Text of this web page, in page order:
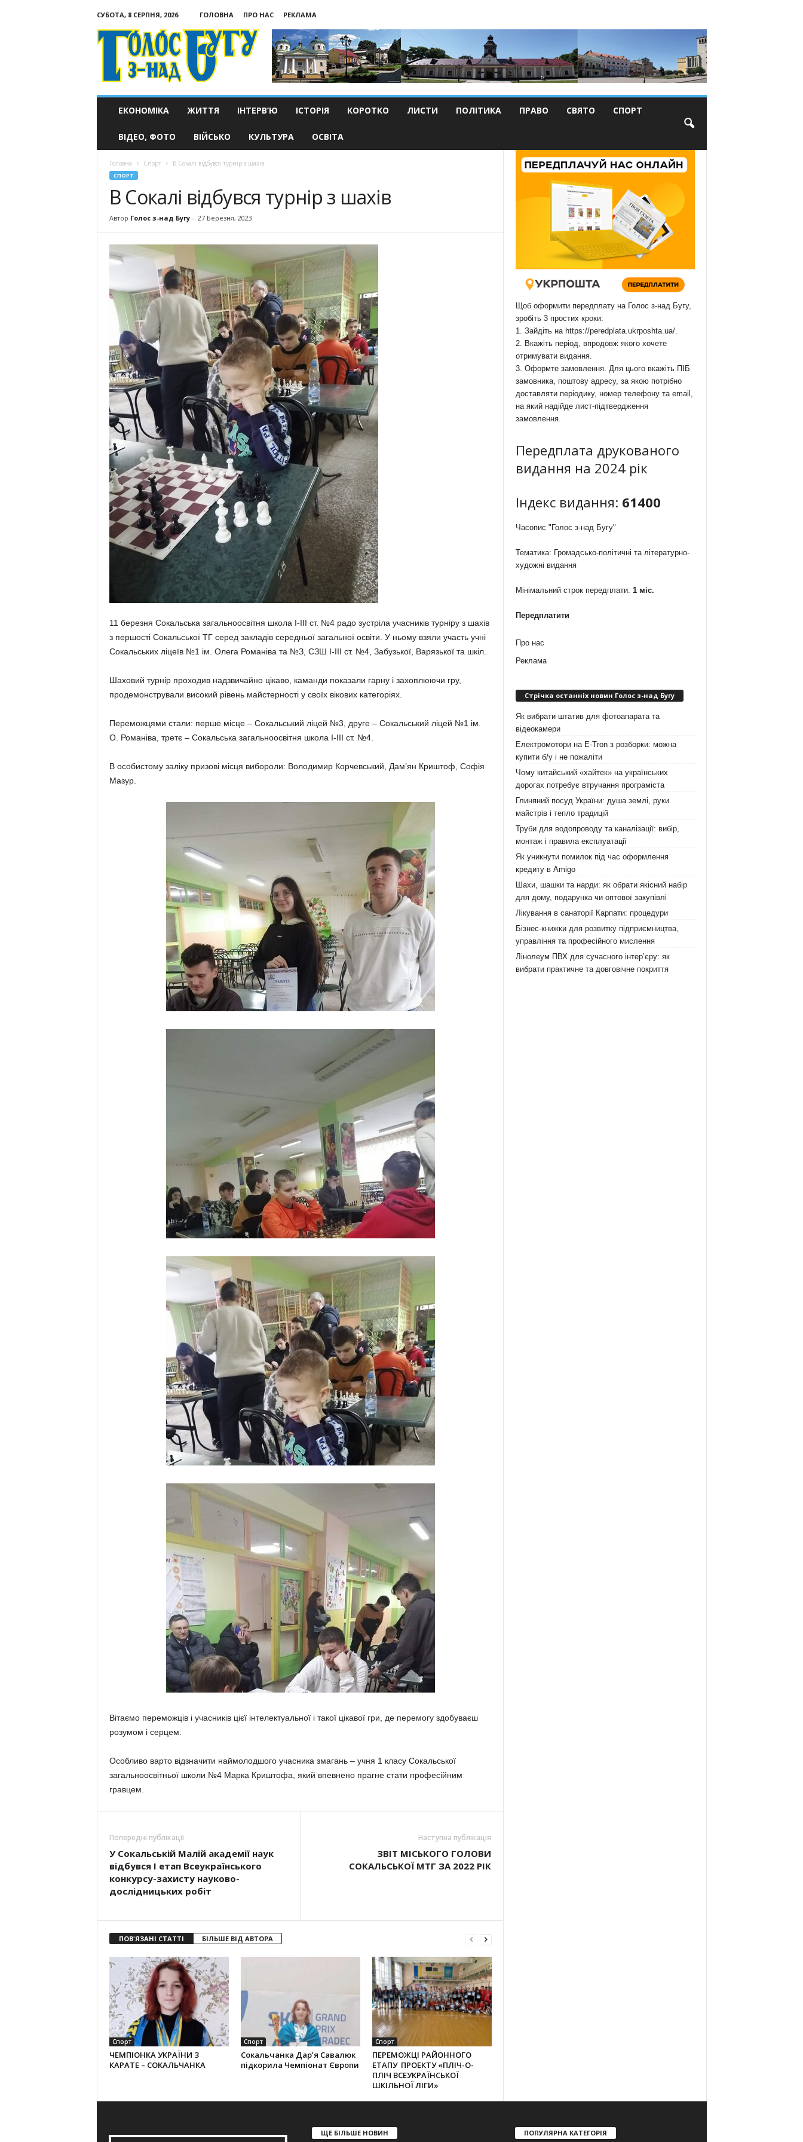
СУБОТА, 8 СЕРПНЯ, 2026 ГОЛОВНА ПРО НАС
РЕКЛАМА
Голос
з-
ЕКОНОМІКА ЖИТТЯ ІНТЕРВ’Ю ІСТОРІЯ КОРОТКО ЛИСТИ ПОЛІТИКА ПРАВО СВЯТО СПОРТ
ВІДЕО, ФОТО ВІЙСЬКО КУЛЬТУРА ОСВІТА
Головна Спорт В Сокалі відбувся турнір з шахів
СПОРТ
В Сокалі відбувся турнір з шахів
Автор Голос з-над Бугу- 27 Березня, 2023
11 березня Сокальська загальноосвітня школа I-III ст. №4 радо зустріла учасників турніру з шахів
з першості Сокальської ТГ серед закладів середньої загальної освіти. У ньому взяли участь учні
Сокальських ліцеїв №1 ім. Олега Романіва та №З, СЗШ І-ІІІ ст. №4, Забузької, Варязької та шкіл.
Шаховий турнір проходив надзвичайно цікаво, каманди показали гарну і захоплюючи гру,
продемонстрували високий рі­вень майстерності у своїх вікових категоріях.
Переможцями стали: перше місце – Со­ка­льський ліцей №3, друге – Сокальський ліцей №1 ім.
О. Романіва, третє – Сокаль­ська загальноосвітня школа І-ІІІ ст. №4.
В особистому заліку призові місця вибо­роли: Володимир Корчевський, Дам’ян Криштоф, Софія
Мазур.
Вітаємо переможців і учасників цієї інте­лектуальної і такої цікавої гри, де перемогу здобуваєш
розумом і серцем.
Особливо варто відзначити наймолод­шого учасника змагань – учня 1 класу Сокальської
загальноосвітньої школи №4 Марка Криштофа, який впевнено прагне стати професійним
гравцем.
Попередні публікації
У Сокальській Малій академії наук
від­бувся І етап Всеукраїнського
конкурсу-за­хисту науково-
дослідницьких робіт
Наступна публікація
ЗВІТ МІСЬКОГО ГОЛОВИ
СОКАЛЬСЬКОЇ МТГ ЗА 2022 РІК
ПОВ'ЯЗАНІ СТАТТІ БІЛЬШЕ ВІД АВТОРА
Спорт
ЧЕМПІОНКА УКРАЇНИ З
КАРАТЕ – СОКАЛЬЧАНКА
Спорт
Сокальчанка Дар’я Савалюк
підкорила Чемпіонат Європи
Спорт
ПЕРЕМОЖЦІ РАЙОННОГО
ЕТАПУ ПРОЕКТУ «ПЛІЧ-О-
ПЛІЧ ВСЕУКРАЇНСЬКОЇ
ШКІЛЬНОЇ ЛІГИ»
Щоб оформити передплату на Голос з-над Бугу,
зробіть 3 простих кроки:
1. Зайдіть на https://peredplata.ukrposhta.ua/.
2. Вкажіть період, впродовж якого хочете
отримувати видання.
3. Оформте замовлення. Для цього вкажіть ПІБ
замовника, поштову адресу, за якою потрібно
доставляти періодику, номер телефону та email,
на який надійде лист-підтвердження
замовлення.
Передплата друкованого
видання на 2024 рік
Індекс видання: 61400
Часопис "Голос з-над Бугу"
Тематика: Громадсько-політичні та літературно-
художні видання
Мінімальний строк передплати: 1 міс.
Передплатити
Про нас
Реклама
Стрічка останніх новин Голос з-над Бугу
Як вибрати штатив для фотоапарата та
відеокамери
Електромотори на E-Tron з розборки: можна
купити б/у і не пожаліти
Чому китайський «хайтек» на українських
дорогах потребує втручання програміста
Глиняний посуд України: душа землі, руки
майстрів і тепло традицій
Труби для водопроводу та каналізації: вибір,
монтаж і правила експлуатації
Як уникнути помилок під час оформлення
кредиту в Amigo
Шахи, шашки та нарди: як обрати якісний набір
для дому, подарунка чи оптової закупівлі
Лікування в санаторії Карпати: процедури
Бізнес-книжки для розвитку підприємництва,
управління та професійного мислення
Лінолеум ПВХ для сучасного інтер’єру: як
вибрати практичне та довговічне покриття
ЩЕ БІЛЬШЕ НОВИН ПОПУЛЯРНА КАТЕГОРІЯ